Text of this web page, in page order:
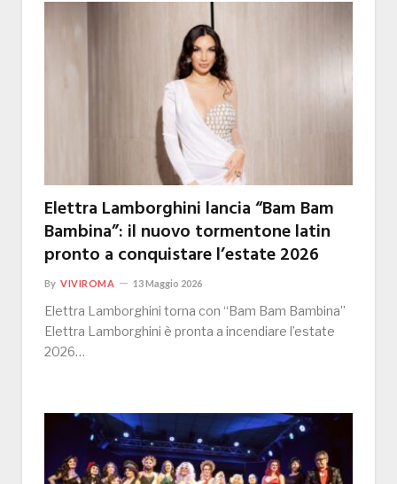
Elettra Lamborghini lancia “Bam Bam
Bambina”: il nuovo tormentone latin
pronto a conquistare l’estate 2026
By VIVIROMA 13 Maggio 2026
Elettra Lamborghini torna con “Bam Bam Bambina”
Elettra Lamborghini è pronta a incendiare l’estate
2026…